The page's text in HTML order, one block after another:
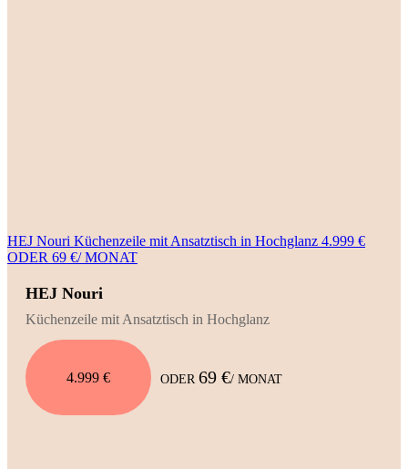
HEJ Nouri Küchenzeile mit Ansatztisch in Hochglanz 4.999 €
ODER 69 €/ MONAT
HEJ Nouri
Küchenzeile mit Ansatztisch in Hochglanz
4.999 € ODER 69 €/ MONAT